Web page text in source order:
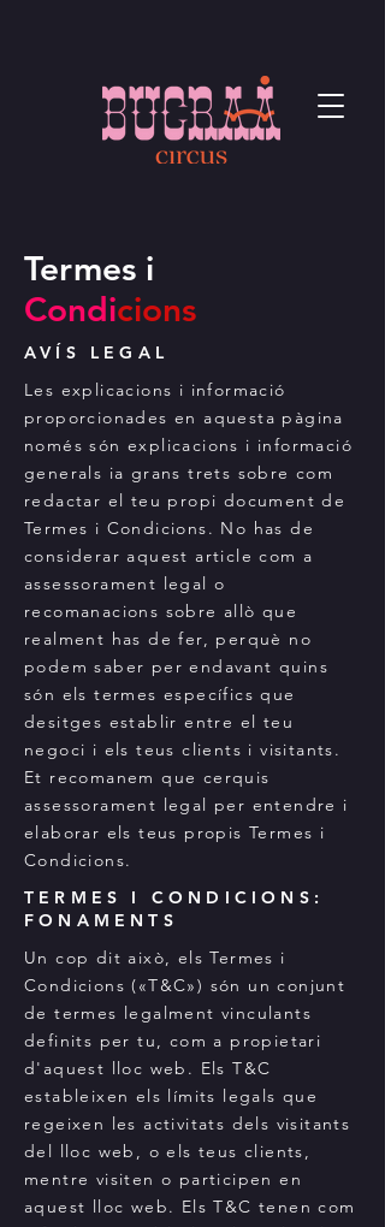
Termes i
Condicions
AVÍS LEGAL
Les explicacions i informació
proporcionades en aquesta pàgina
només són explicacions i informació
generals ia grans trets sobre com
redactar el teu propi document de
Termes i Condicions. No has de
considerar aquest article com a
assessorament legal o
recomanacions sobre allò que
realment has de fer, perquè no
podem saber per endavant quins
són els termes específics que
desitges establir entre el teu
negoci i els teus clients i visitants.
Et recomanem que cerquis
assessorament legal per entendre i
elaborar els teus propis Termes i
Condicions.
TERMES I CONDICIONS:
FONAMENTS
Un cop dit això, els Termes i
Condicions («T&C») són un conjunt
de termes legalment vinculants
definits per tu, com a propietari
d'aquest lloc web. Els T&C
estableixen els límits legals que
regeixen les activitats dels visitants
del lloc web, o els teus clients,
mentre visiten o participen en
aquest lloc web. Els T&C tenen com